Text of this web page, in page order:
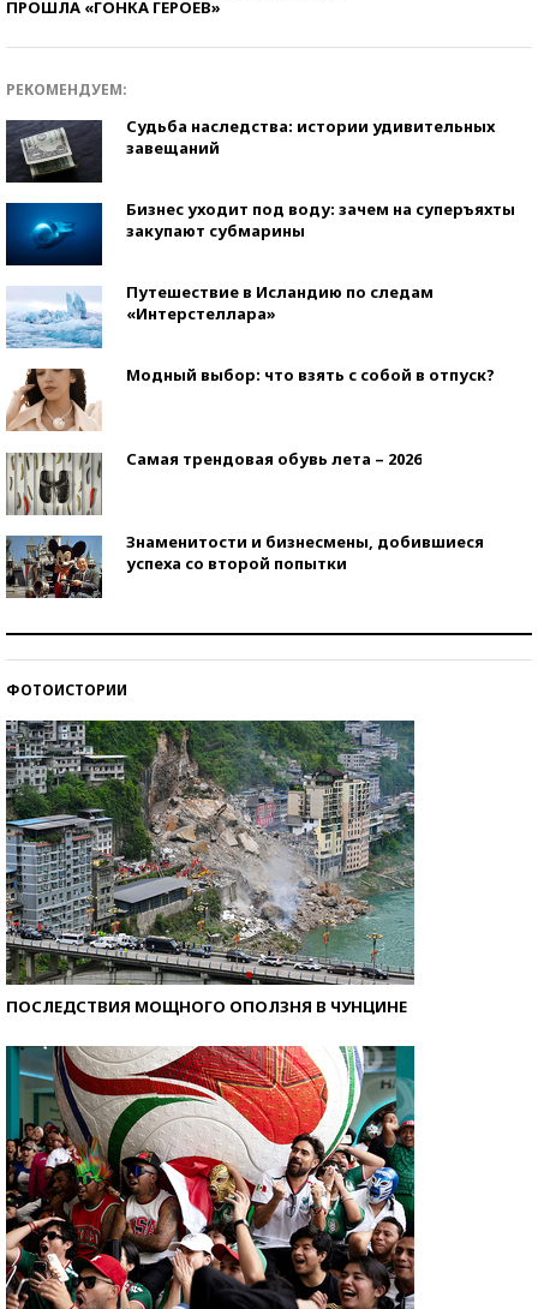
ПРОШЛА «ГОНКА ГЕРОЕВ»
РЕКОМЕНДУЕМ:
Судьба наследства: истории удивительных
завещаний
Бизнес уходит под воду: зачем на суперъяхты
закупают субмарины
Путешествие в Исландию по следам
«Интерстеллара»
Модный выбор: что взять с собой в отпуск?
Самая трендовая обувь лета – 2026
Знаменитости и бизнесмены, добившиеся
успеха со второй попытки
ФОТОИСТОРИИ
ПОСЛЕДСТВИЯ МОЩНОГО ОПОЛЗНЯ В ЧУНЦИНЕ